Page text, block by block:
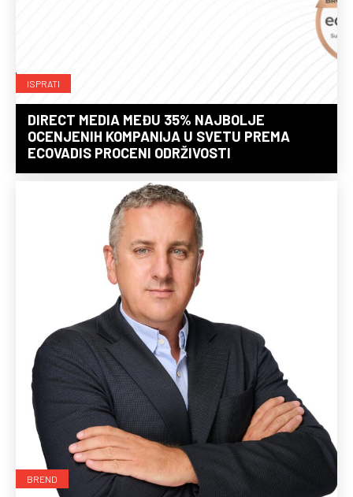
ISPRATI
DIRECT MEDIA MEĐU 35% NAJBOLJE
OCENJENIH KOMPANIJA U SVETU PREMA
ECOVADIS PROCENI ODRŽIVOSTI
BREND